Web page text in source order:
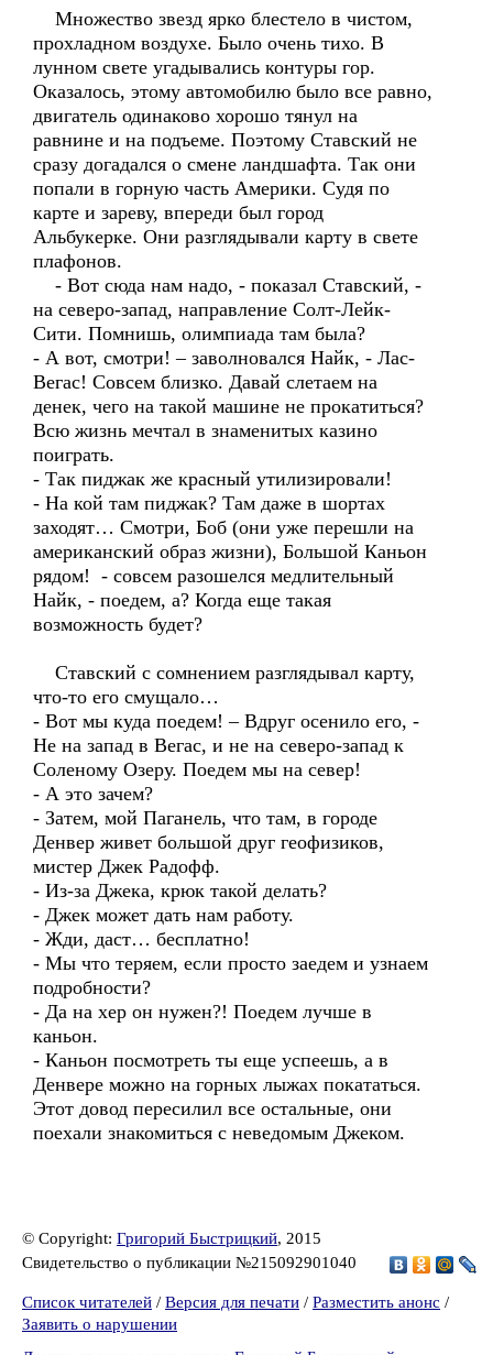
Множество звезд ярко блестело в чистом,
прохладном воздухе. Было очень тихо. В
лунном свете угадывались контуры гор.
Оказалось, этому автомобилю было все равно,
двигатель одинаково хорошо тянул на
равнине и на подъеме. Поэтому Ставский не
сразу догадался о смене ландшафта. Так они
попали в горную часть Америки. Судя по
карте и зареву, впереди был город
Альбукерке. Они разглядывали карту в свете
плафонов.
- Вот сюда нам надо, - показал Ставский, -
на северо-запад, направление Солт-Лейк-
Сити. Помнишь, олимпиада там была?
- А вот, смотри! – заволновался Найк, - Лас-
Вегас! Совсем близко. Давай слетаем на
денек, чего на такой машине не прокатиться?
Всю жизнь мечтал в знаменитых казино
поиграть.
- Так пиджак же красный утилизировали!
- На кой там пиджак? Там даже в шортах
заходят… Смотри, Боб (они уже перешли на
американский образ жизни), Большой Каньон
рядом! - совсем разошелся медлительный
Найк, - поедем, а? Когда еще такая
возможность будет?
Ставский с сомнением разглядывал карту,
что-то его смущало…
- Вот мы куда поедем! – Вдруг осенило его, -
Не на запад в Вегас, и не на северо-запад к
Соленому Озеру. Поедем мы на север!
- А это зачем?
- Затем, мой Паганель, что там, в городе
Денвер живет большой друг геофизиков,
мистер Джек Радофф.
- Из-за Джека, крюк такой делать?
- Джек может дать нам работу.
- Жди, даст… бесплатно!
- Мы что теряем, если просто заедем и узнаем
подробности?
- Да на хер он нужен?! Поедем лучше в
каньон.
- Каньон посмотреть ты еще успеешь, а в
Денвере можно на горных лыжах покататься.
Этот довод пересилил все остальные, они
поехали знакомиться c неведомым Джеком.
© Copyright: Григорий Быстрицкий, 2015
Свидетельство о публикации №215092901040
Список читателей / Версия для печати / Разместить анонс /
Заявить о нарушении